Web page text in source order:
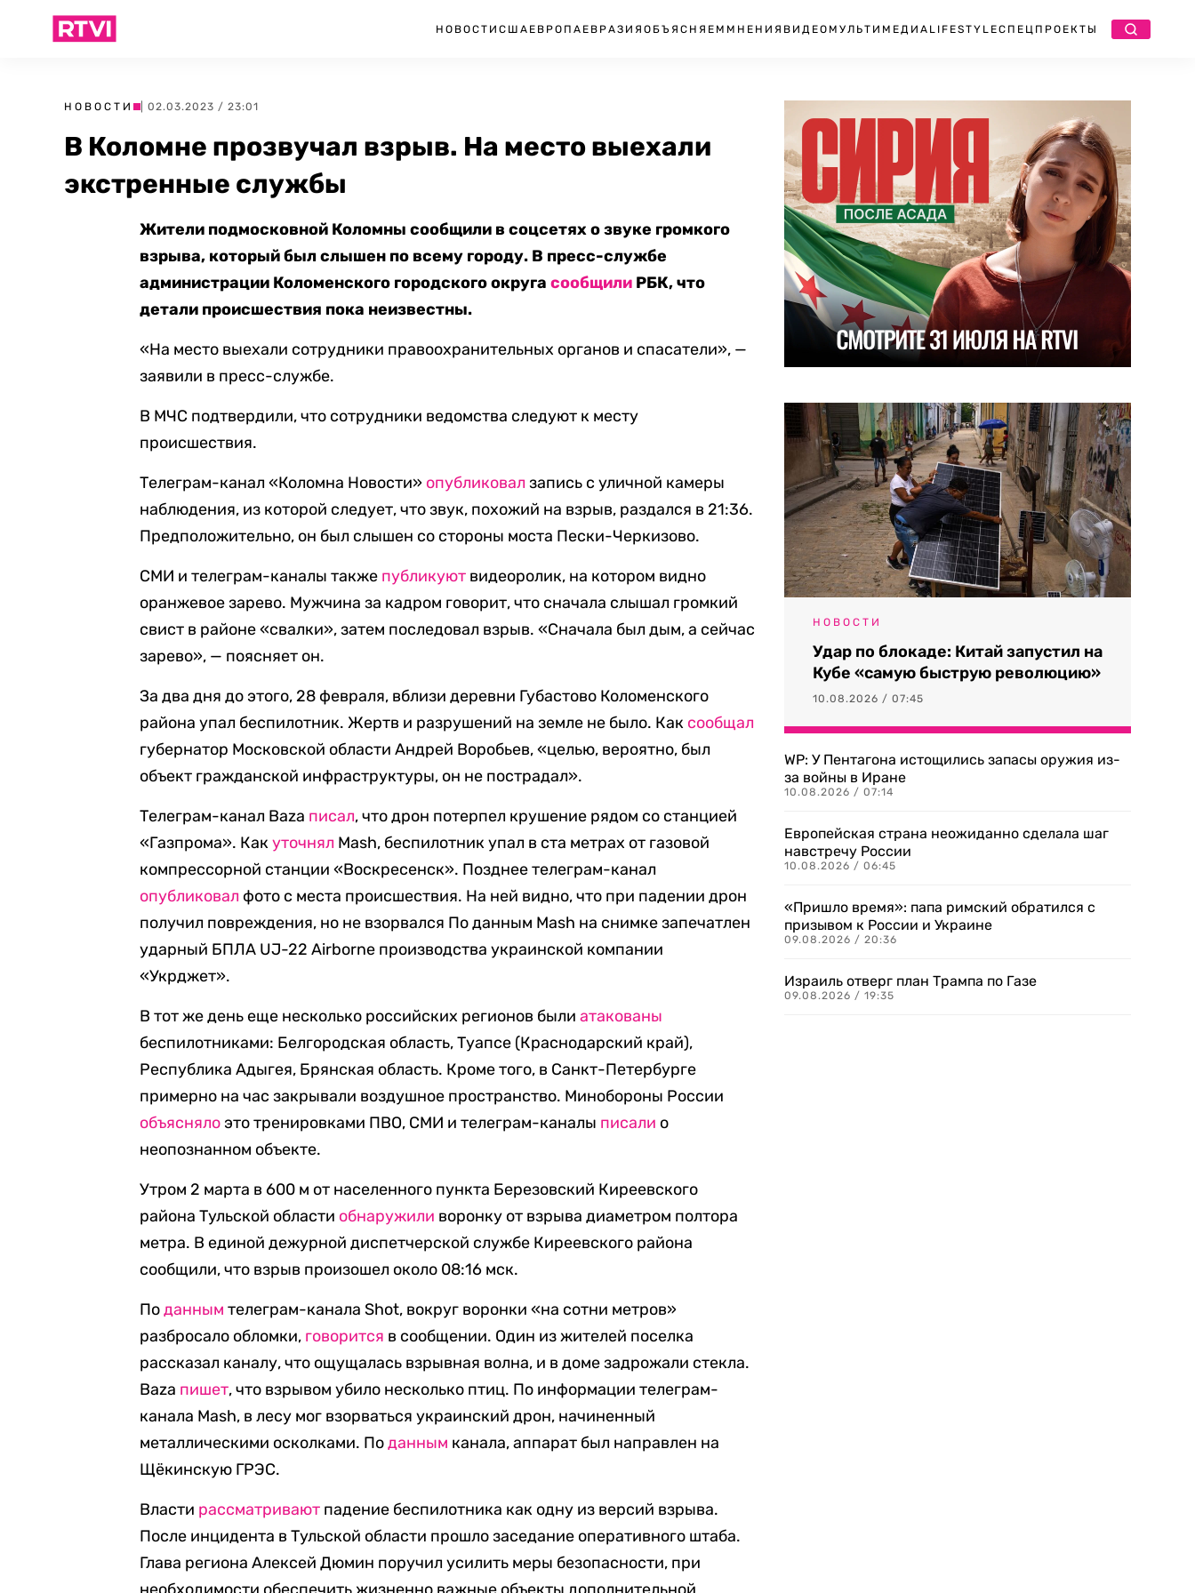
НОВОСТИ США ЕВРОПА ЕВРАЗИЯ ОБЪЯСНЯЕМ МНЕНИЯ ВИДЕО МУЛЬТИМЕДИА LIFESTYLEСПЕЦПРОЕКТЫ
НОВОСТИ | 02.03.2023 / 23:01
В Коломне прозвучал взрыв. На место выехали
экстренные службы
Жители подмосковной Коломны сообщили в соцсетях о звуке громкого
взрыва, который был слышен по всему городу. В пресс-службе
администрации Коломенского городского округасообщили РБК, что
детали происшествия пока неизвестны.
«На место выехали сотрудники правоохранительных органов и спасатели», —
заявили в пресс-службе.
В МЧС подтвердили, что сотрудники ведомства следуют к месту
происшествия.
Телеграм-канал «Коломна Новости» опубликовал запись с уличной камеры
наблюдения, из которой следует, что звук, похожий на взрыв, раздался в 21:36.
Предположительно, он был слышен со стороны моста Пески-Черкизово.
СМИ и телеграм-каналы также публикуют видеоролик, на котором видно
оранжевое зарево. Мужчина за кадром говорит, что сначала слышал громкий
свист в районе «свалки», затем последовал взрыв. «Сначала был дым, а сейчас
зарево», — поясняет он.
За два дня до этого, 28 февраля, вблизи деревни Губастово Коломенского
района упал беспилотник. Жертв и разрушений на земле не было. Как сообщал
губернатор Московской области Андрей Воробьев, «целью, вероятно, был
объект гражданской инфраструктуры, он не пострадал».
Телеграм-канал Baza писал, что дрон потерпел крушение рядом со станцией
«Газпрома». Какуточнял Mash, беспилотник упал в ста метрах от газовой
компрессорной станции «Воскресенск». Позднее телеграм-канал
опубликовал фото с места происшествия. На ней видно, что при падении дрон
получил повреждения, но не взорвался По данным Mash на снимке запечатлен
ударный БПЛА UJ-22 Airborne производства украинской компании
«Укрджет».
В тот же день еще несколько российских регионов былиатакованы
беспилотниками: Белгородская область, Туапсе (Краснодарский край),
Республика Адыгея, Брянская область. Кроме того, в Санкт-Петербурге
примерно на час закрывали воздушное пространство. Минобороны России
объясняло это тренировками ПВО, СМИ и телеграм-каналы писали о
неопознанном объекте.
Утром 2 марта в 600 м от населенного пункта Березовский Киреевского
района Тульской области обнаружили воронку от взрыва диаметром полтора
метра. В единой дежурной диспетчерской службе Киреевского района
сообщили, что взрыв произошел около 08:16 мск.
Поданным телеграм-канала Shot, вокруг воронки «на сотни метров»
разбросало обломки, говорится в сообщении. Один из жителей поселка
рассказал каналу, что ощущалась взрывная волна, и в доме задрожали стекла.
Baza пишет, что взрывом убило несколько птиц. По информации телеграм-
канала Mash, в лесу мог взорваться украинский дрон, начиненный
металлическими осколками. Поданным канала, аппарат был направлен на
Щёкинскую ГРЭС.
Власти рассматривают падение беспилотника как одну из версий взрыва.
После инцидента в Тульской области прошло заседание оперативного штаба.
Глава региона Алексей Дюмин поручил усилить меры безопасности, при
НОВОСТИ
Удар по блокаде: Китай запустил на
Кубе «самую быструю революцию»
10.08.2026 / 07:45
WP: У Пентагона истощились запасы оружия из-
за войны в Иране
10.08.2026 / 07:14
Европейская страна неожиданно сделала шаг
навстречу России
10.08.2026 / 06:45
«Пришло время»: папа римский обратился с
призывом к России и Украине
09.08.2026 / 20:36
Израиль отверг план Трампа по Газе
09.08.2026 / 19:35